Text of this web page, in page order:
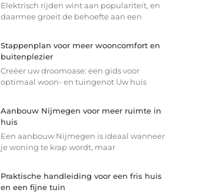
Elektrisch rijden wint aan populariteit, en
daarmee groeit de behoefte aan een
Stappenplan voor meer wooncomfort en
buitenplezier
Creëer uw droomoase: een gids voor
optimaal woon- en tuingenot Uw huis
Aanbouw Nijmegen voor meer ruimte in
huis
Een aanbouw Nijmegen is ideaal wanneer
je woning te krap wordt, maar
Praktische handleiding voor een fris huis
en een fijne tuin